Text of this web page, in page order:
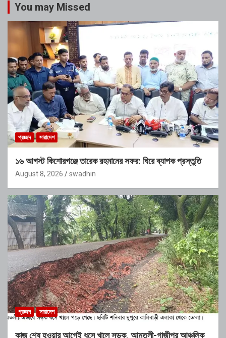
You may Missed
প্রচ্ছদ সারাদেশ
১৬ আগস্ট কিশোরগঞ্জে তারেক রহমানের সফর: ঘিরে ব্যাপক প্রস্তুতি
August 8, 2026 swadhin
প্রচ্ছদ সারাদেশ
কাজ শেষ হওয়ার আগেই ধসে খালে সড়ক, আমতলী-গাজীপুর আঞ্চলিক